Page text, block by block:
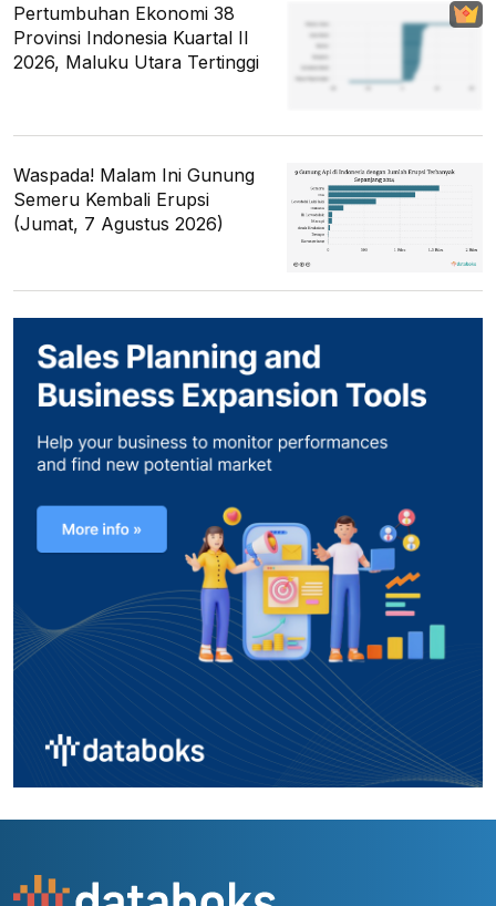
Pertumbuhan Ekonomi 38
Provinsi Indonesia Kuartal II
2026, Maluku Utara Tertinggi
Waspada! Malam Ini Gunung
Semeru Kembali Erupsi
(Jumat, 7 Agustus 2026)